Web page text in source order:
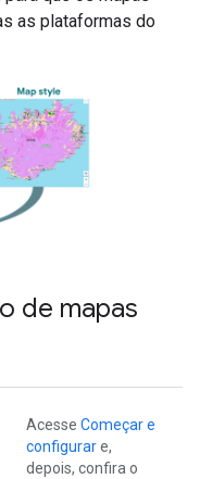
as plataformas do
de mapas
Acesse Começar e
configurare,
depois, confira o